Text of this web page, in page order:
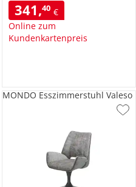
341,40 €
Online zum
Kundenkartenpreis
MONDO Esszimmerstuhl Valeso